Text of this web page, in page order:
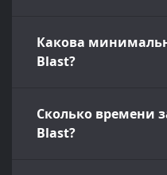
Какова
Blast?
Сколько времени
Blast?